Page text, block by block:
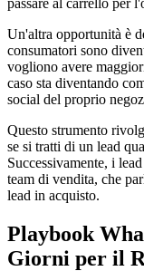
passare al carrello per
Un'altra opportunità è
consumatori sono
vogliono avere
caso sta diventando
social del proprio
Questo strumento
se si tratti di un lead
Successivamente, i
team di vendita, che
lead in acquisto.
Playbook
Giorni per il